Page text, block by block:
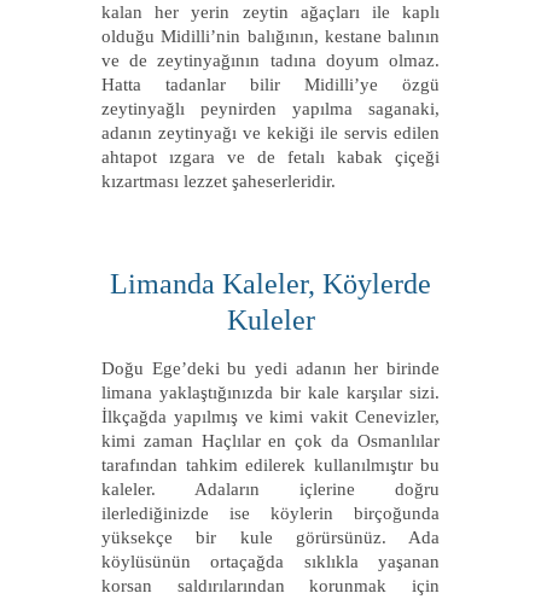
kalan her yerin zeytin ağaçları ile kaplı
olduğu Midilli’nin balığının, kestane balının
ve de zeytinyağının tadına doyum olmaz.
Hatta tadanlar bilir Midilli’ye özgü
zeytinyağlı peynirden yapılma saganaki,
adanın zeytinyağı ve kekiği ile servis edilen
ahtapot ızgara ve de fetalı kabak çiçeği
kızartması lezzet şaheserleridir.
Limanda Kaleler, Köylerde
Kuleler
Doğu Ege’deki bu yedi adanın her birinde
limana yaklaştığınızda bir kale karşılar sizi.
İlkçağda yapılmış ve kimi vakit Cenevizler,
kimi zaman Haçlılar en çok da Osmanlılar
tarafından tahkim edilerek kullanılmıştır bu
kaleler. Adaların içlerine doğru
ilerlediğinizde ise köylerin birçoğunda
yüksekçe bir kule görürsünüz. Ada
köylüsünün ortaçağda sıklıkla yaşanan
korsan saldırılarından korunmak için